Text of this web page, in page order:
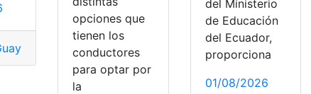
Registro,Vuelve a Ver
opciones que
tienen los
conductores
para optar por
la
del Ministerio
de Educación
del Ecuador,
proporciona
01/08/2026